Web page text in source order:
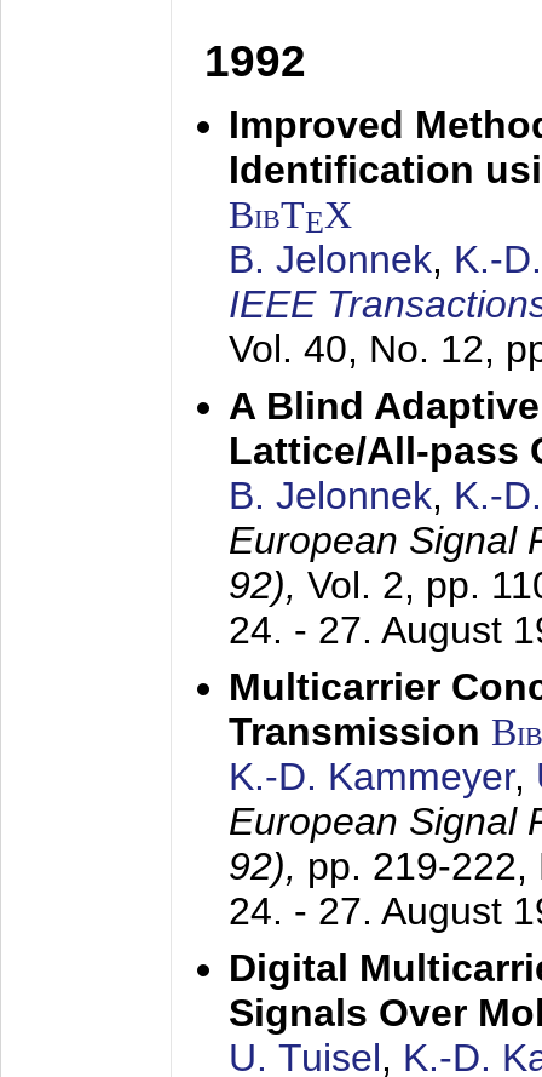
1992
Improved
Identification
BibTEX
B. Jelonnek, K.-
IEEE
Vol. 40, No. 12,
A Blind
Lattice/All-pass
B. Jelonnek, K.-
European Signal
92), Vol. 2, pp.
24. - 27. August
Multicarrier
Transmission
K.-D. Kammeyer,
European Signal
92), pp. 219-222,
24. - 27. August
Digital
Signals Over
U. Tuisel, K.-D.